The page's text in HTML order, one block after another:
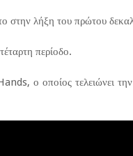
στην λήξη του πρώτου
περίοδο.
ο οποίος τελειώνει